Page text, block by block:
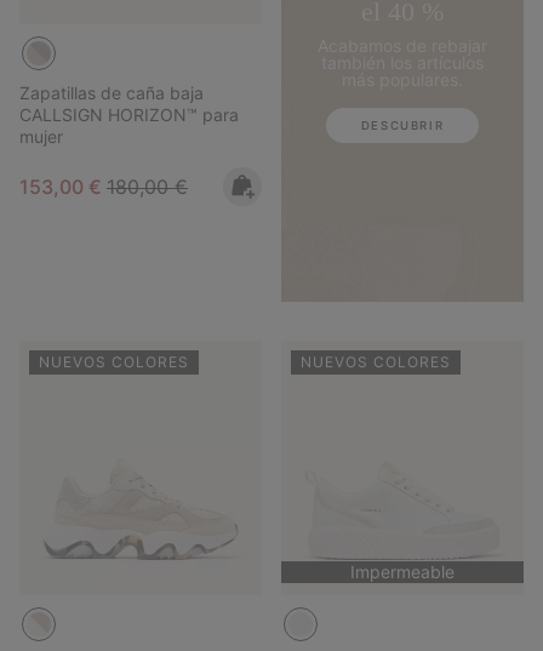
Zapatillas de caña baja
CALLSIGN HORIZON™ para
mujer
Sale price:
153,00 € Regular price:
180,00 €
DESCUBRIR
NUEVOS COLORES NUEVOS COLORES
Impermeable